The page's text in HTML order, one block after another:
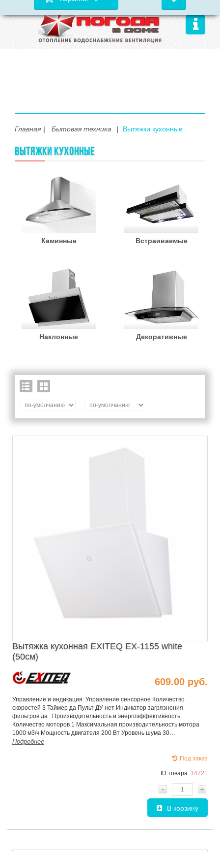
Главная Бытовая техника Вытяжки кухонные
ВЫТЯЖКИ КУХОННЫЕ
Каминные Встраиваемые
Наклонные Декоративные
Вытяжка кухонная EXITEQ EX-1155 white
(50см)
609.00 руб.
Управление и индикация: Управление сенсорное Количество
скоростей 3 Таймер да Пульт ДУ нет Индикатор загрязнения
фильтров да Производительность и энергоэффективность:
Количество моторов 1 Максимальная производительность мотора
1000 м3/ч Мощность двигателя 200 Вт Уровень шума 30…
Подробнее
Под заказ
ID товара: 14721
- +
В корзину